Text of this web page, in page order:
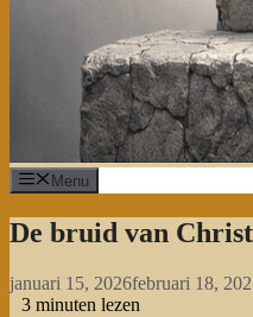
Menu
De bruid van
januari 15, 2026februari 18,
3 minuten lezen